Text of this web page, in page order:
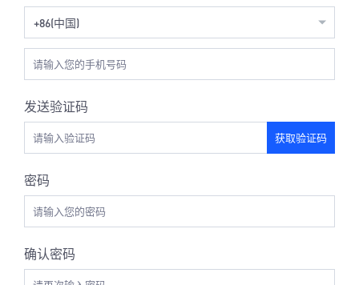
+86(中国)
发送验证码
获取验证码
密码
确认密码